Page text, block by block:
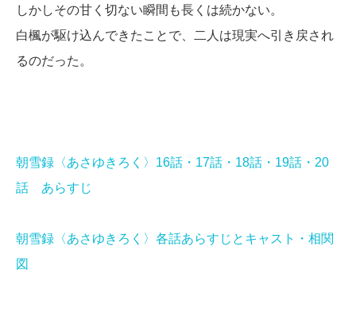
しかしその甘く切ない瞬間も長くは続かない。
白楓が駆け込んできたことで、二人は現実へ引き戻され
るのだった。
朝雪録〈あさゆきろく〉16話・17話・18話・19話・20
話 あらすじ
朝雪録〈あさゆきろく〉各話あらすじとキャスト・相関
図